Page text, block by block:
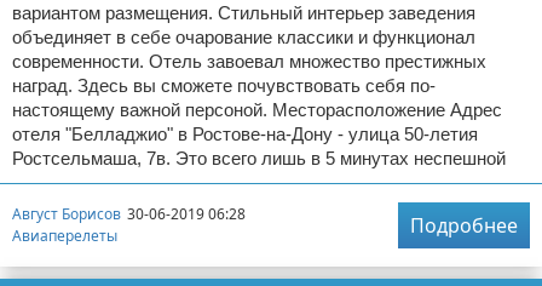
вариантом размещения. Стильный интерьер заведения
объединяет в себе очарование классики и функционал
современности. Отель завоевал множество престижных
наград. Здесь вы сможете почувствовать себя по-
настоящему важной персоной. Месторасположение Адрес
отеля "Белладжио" в Ростове-на-Дону - улица 50-летия
Ростсельмаша, 7в. Это всего лишь в 5 минутах неспешной
Август Борисов 30-06-2019 06:28
Авиаперелеты
Подробнее